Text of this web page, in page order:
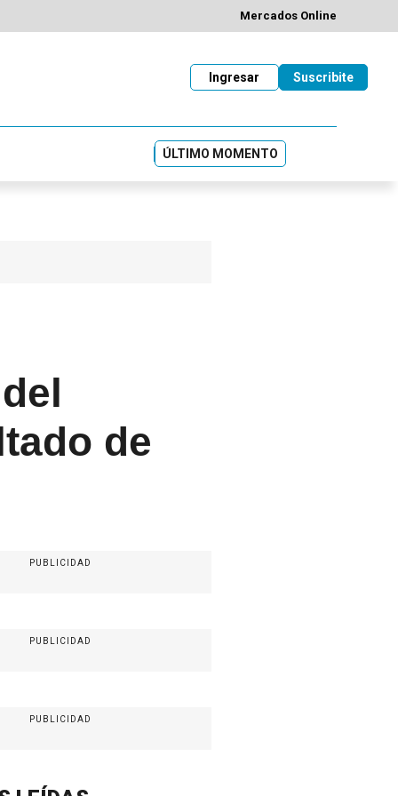
Mercados Online
Suscribite
Ingresar
ÚLTIMO MOMENTO
de
PUBLICIDAD
PUBLICIDAD
PUBLICIDAD